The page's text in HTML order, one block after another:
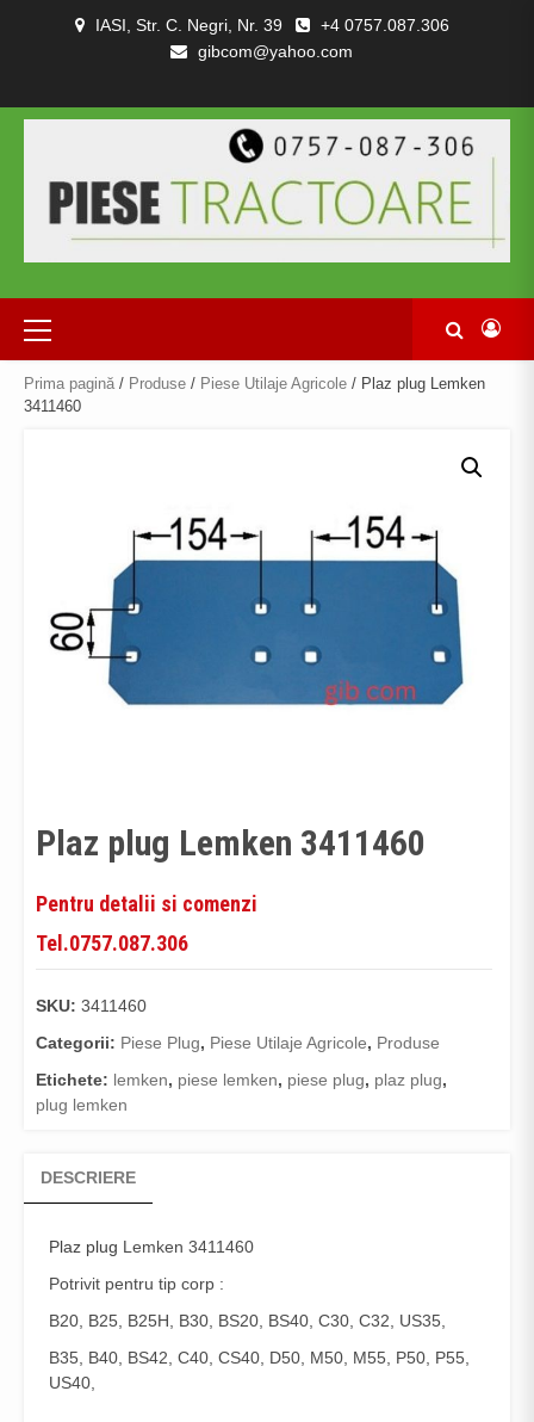
IASI, Str. C. Negri, Nr. 39
+4 0757.087.306
gibcom@yahoo.com
TRACTOARE
SI
COMBINE
NOI
DE
CONFIDENȚIALITATEA
SI
CONDITII
Primary
Menu
Prima pagină / Produse / Piese Utilaje Agricole / Plaz plug Lemken
3411460
Plaz plug Lemken 3411460
Pentru detalii si comenzi
Tel.0757.087.306
SKU: 3411460
Categorii: Piese Plug, Piese Utilaje Agricole, Produse
Etichete: lemken, piese lemken, piese plug, plaz plug,
plug lemken
DESCRIERE
Plaz plug Lemken 3411460
Potrivit pentru tip corp :
B20, B25, B25H, B30, BS20, BS40, C30, C32, US35,
B35, B40, BS42, C40, CS40, D50, M50, M55, P50, P55,
US40,